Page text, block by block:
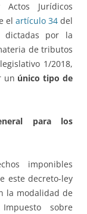
Actos Jurídicos
el artículo 34 del
dictadas por la
de tributos
1/2018,
un único tipo de
para los
imponibles
este decreto-ley
la modalidad de
sobre